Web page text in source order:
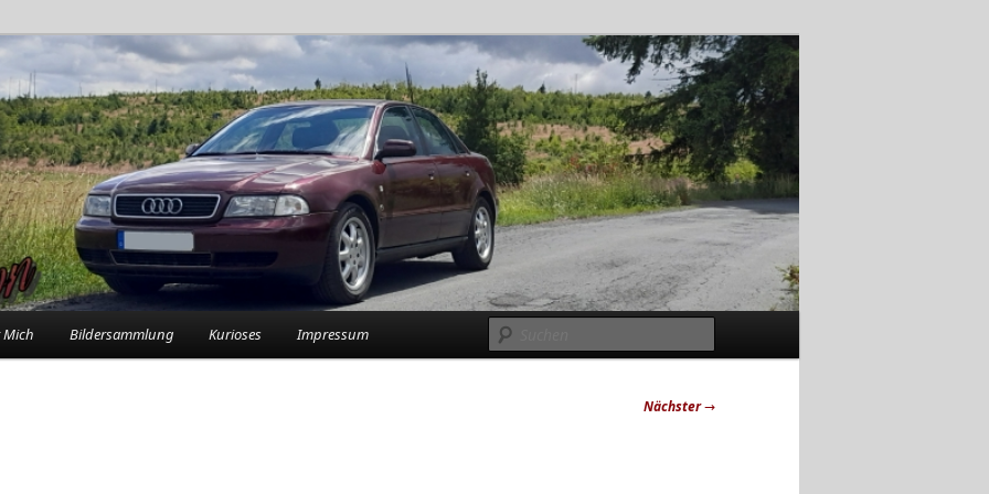
in der Garage
Bildersammlung Kurioses Impressum
Nächster→